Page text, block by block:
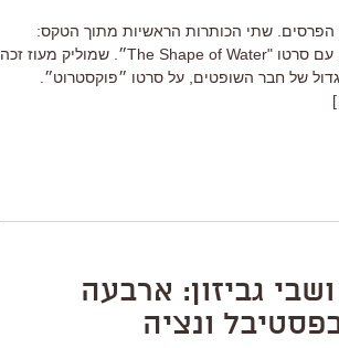
הפרסים. שתי הכותרות הראשיות מתוך הטקס:
גיירמו דל טורו זכה בפרס הראשי, פרס אריה הזהב, עם סרטו "The Shape of Water״. שמוליק מעוז זכה
של חבר השופטים, על סרטו ״פוקסטרוט״.
גביזון: ארבעה
ונציה